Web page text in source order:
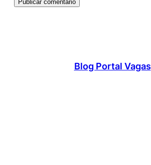
Blog Portal Vagas